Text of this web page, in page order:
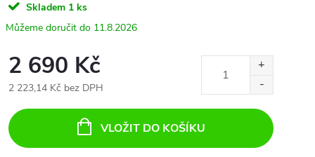
Skladem 1 ks
11.8.2026
2 690 Kč
2 223,14 Kč bez DPH
cena:
VLOŽIT DO KOŠÍKU